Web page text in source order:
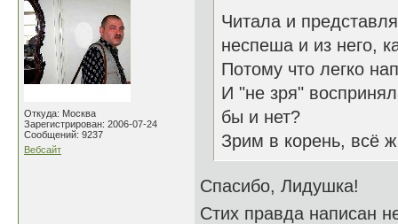
Откуда: Москва
Зарегистрирован: 2006-07-24
Сообщений: 9237
Вебсайт
Читала и
неспеша и из него,
Потому что легко
И "не зря"
бы и нет?
Зрим в корень, всё
Спасибо, Лидушка!
Стих правда написан